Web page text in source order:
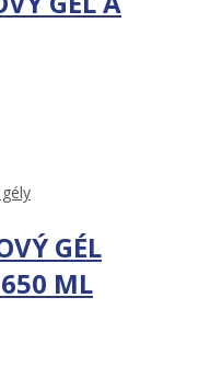
GÉL
ML